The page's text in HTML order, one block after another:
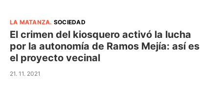
LA MATANZA. SOCIEDAD
El crimen del kiosquero activó la lucha
por la autonomía de Ramos Mejía: así es
el proyecto vecinal
21. 11. 2021